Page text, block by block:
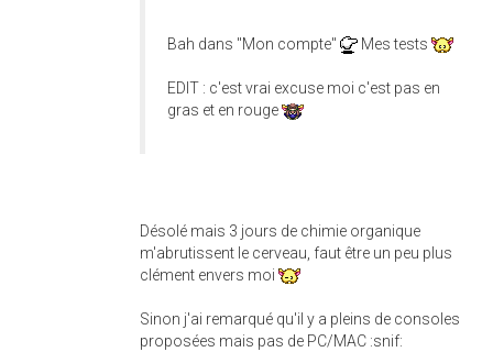
Bah dans "Mon compte" Mes tests
EDIT : c'est vrai excuse moi c'est pas en
gras et en rouge
Désolé mais 3 jours de chimie organique
m'abrutissent le cerveau, faut être un peu plus
clément envers moi
Sinon j'ai remarqué qu'il y a pleins de consoles
proposées mais pas de PC/MAC :snif: